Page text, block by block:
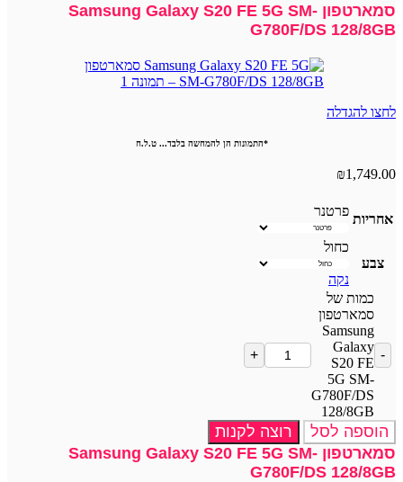
סמארטפון Samsung Galaxy S20 FE 5G SM-
G780F/DS 128/8GB
לחצו להגדלה
*התמונות הן להמחשה בלבד... ט.ל.ח
₪1,749.00
אחריות
פרטנר
צבע
כחול
נקה
כמות של
סמארטפון
Samsung
Galaxy
S20 FE
5G SM-
G780F/DS
128/8GB
הוספה לסל
רוצה לקנות
סמארטפון Samsung Galaxy S20 FE 5G SM-
G780F/DS 128/8GB